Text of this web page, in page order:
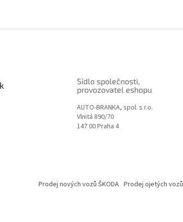
Sídlo společnosti,
provozovatel eshopu
AUTO-BRANKA, spol. s r.o.
Vlnitá 890/70
147 00 Praha 4
Prodej nových vozů ŠKODA Prodej ojetých vozů